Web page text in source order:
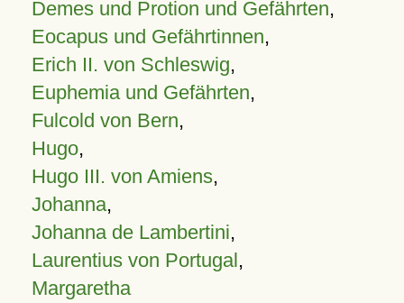
Demes und Protion und Gefährten,
Eocapus und Gefährtinnen,
Erich II. von Schleswig,
Euphemia und Gefährten,
Fulcold von Bern,
Hugo,
Hugo III. von Amiens,
Johanna,
Johanna de Lambertini,
Laurentius von Portugal,
Margaretha